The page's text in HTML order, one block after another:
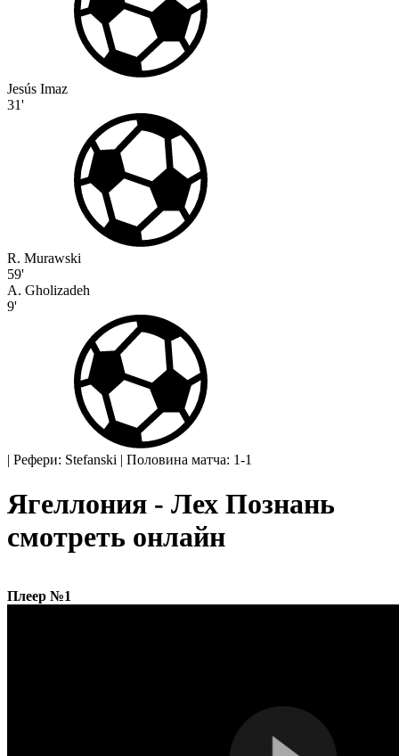
Jesús Imaz
31'
R. Murawski
59'
A. Gholizadeh
9'
| Рефери: Stefanski | Половина матча: 1-1
Ягеллония - Лех Познань
смотреть онлайн
Плеер №1